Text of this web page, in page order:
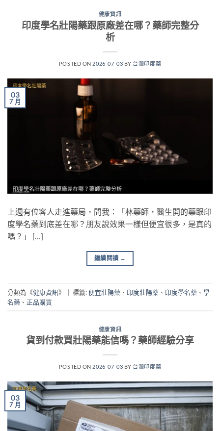
健康資訊
印度學名壯陽藥跟原廠差在哪？藥師完整分
析
POSTED ON 2026-07-03 BY 台灣印度藥
03
7 月
上週有位客人走進藥局，問我：「林藥師，醫生開的藥跟印
度學名藥到底差在哪？朋友說效果一樣但便宜很多，是真的
嗎？」 […]
繼續閱讀 →
分類為《健康資訊》 標籤:便宜壯陽藥 、 印度壯陽藥 、 印度學名藥 、 學
名藥 、 正品購買
健康資訊
貨到付款買壯陽藥能信嗎？藥師經驗分享
POSTED ON 2026-07-03 BY 台灣印度藥
03
7 月